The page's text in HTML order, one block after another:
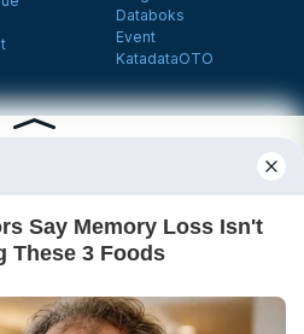
Databoks
Event
KatadataOTO
us on Facebook
Follow us on X
Follow us on Instagram
Follow us on